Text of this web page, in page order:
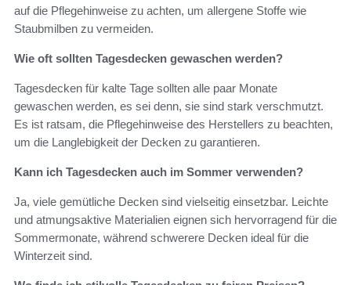
auf die Pflegehinweise zu achten, um allergene Stoffe wie
Staubmilben zu vermeiden.
Wie oft sollten Tagesdecken gewaschen werden?
Tagesdecken für kalte Tage sollten alle paar Monate
gewaschen werden, es sei denn, sie sind stark verschmutzt.
Es ist ratsam, die Pflegehinweise des Herstellers zu beachten,
um die Langlebigkeit der Decken zu garantieren.
Kann ich Tagesdecken auch im Sommer verwenden?
Ja, viele gemütliche Decken sind vielseitig einsetzbar. Leichte
und atmungsaktive Materialien eignen sich hervorragend für die
Sommermonate, während schwerere Decken ideal für die
Winterzeit sind.